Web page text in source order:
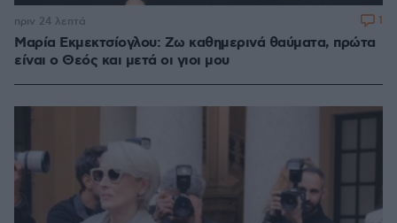
Μαρία Εκμεκτσίογλου: Ζω καθημερινά θαύματα, πρώτα
είναι ο Θεός και μετά οι γιοι μου
πριν 24 λεπτά 1